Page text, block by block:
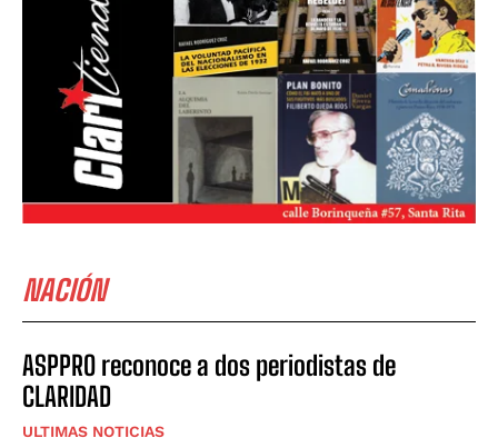
NACIÓN
ASPPRO reconoce a dos periodistas de
CLARIDAD
ULTIMAS NOTICIAS